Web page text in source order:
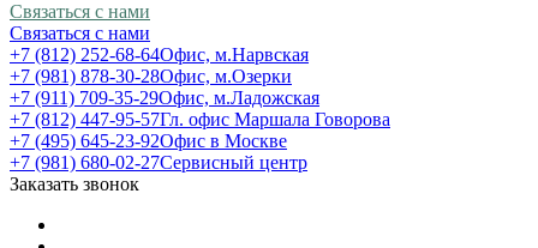
Связаться с нами
Связаться с нами
+7 (812) 252-68-64Офис, м.Нарвская
+7 (981) 878-30-28Офис, м.Озерки
+7 (911) 709-35-29Офис, м.Ладожская
+7 (812) 447-95-57Гл. офис Маршала Говорова
+7 (495) 645-23-92Офис в Москве
+7 (981) 680-02-27Сервисный центр
Заказать звонок